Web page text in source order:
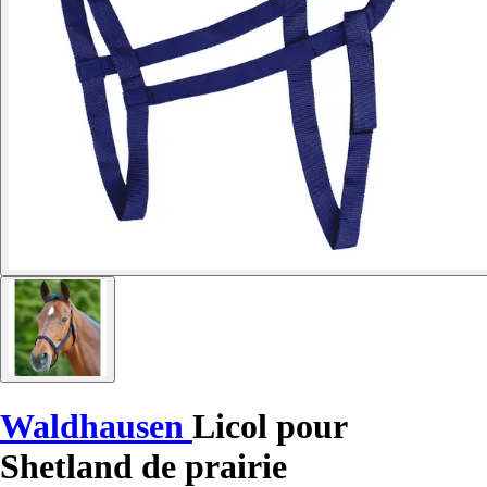
Waldhausen Licol pour
Shetland de prairie